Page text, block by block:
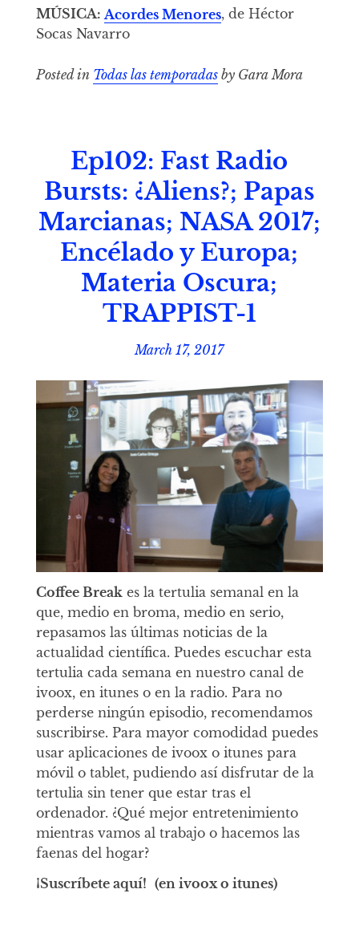
MÚSICA: Acordes Menores, de Héctor
Socas Navarro
Posted in Todas las temporadasby Gara Mora
Ep102: Fast Radio
Bursts: ¿Aliens?; Papas
Marcianas; NASA 2017;
Encélado y Europa;
Materia Oscura;
TRAPPIST-1
March 17, 2017
Coffee Break es la tertulia semanal en la
que, medio en broma, medio en serio,
repasamos las últimas noticias de la
actualidad científica. Puedes escuchar esta
tertulia cada semana en nuestro canal de
ivoox, en itunes o en la radio. Para no
perderse ningún episodio, recomendamos
suscribirse. Para mayor comodidad puedes
usar aplicaciones de ivoox o itunes para
móvil o tablet, pudiendo así disfrutar de la
tertulia sin tener que estar tras el
ordenador. ¿Qué mejor entretenimiento
mientras vamos al trabajo o hacemos las
faenas del hogar?
¡Suscríbete aquí! (en ivoox o itunes)